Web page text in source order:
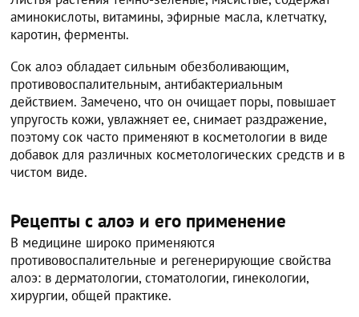
аминокислоты, витамины, эфирные масла, клетчатку,
каротин, ферменты.
Сок алоэ обладает сильным обезболивающим,
противовоспалительным, антибактериальным
действием. Замечено, что он очищает поры, повышает
упругость кожи, увлажняет ее, снимает раздражение,
поэтому сок часто применяют в косметологии в виде
добавок для различных косметологических средств и в
чистом виде.
Рецепты с алоэ и его применение
В медицине широко применяются
противовоспалительные и регенерирующие свойства
алоэ: в дерматологии, стоматологии, гинекологии,
хирургии, общей практике.